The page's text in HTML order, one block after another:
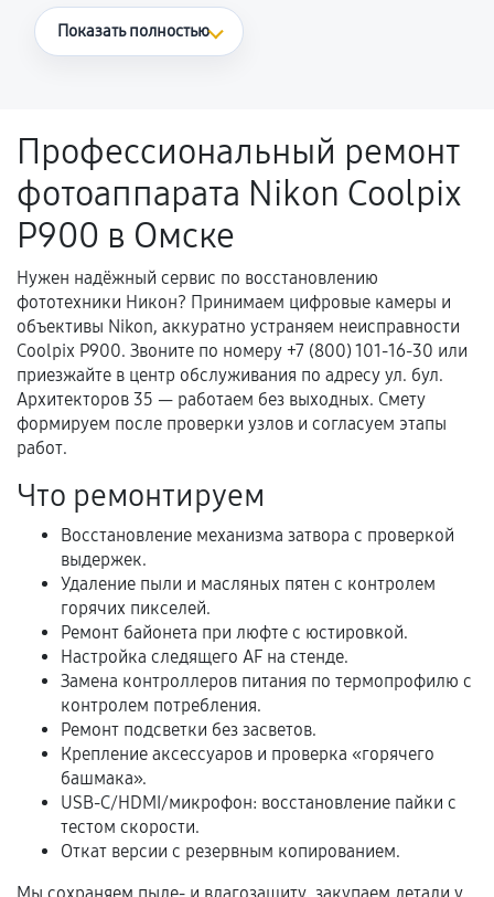
Что считается гарантийным случаем
Поломка установленной детали при
нормальной эксплуатации в течение
гарантийного срока.
Несоответствие комплектующей заявленным
техническим характеристикам.
Документы для подтверждения
гарантии
Гарантийный талон.
услуг и сроком гарантии.
Документы на установленные комплектующие
и кассовый чек.
Расширенная гарантия
В некоторых случаях возможно оформление
расширенной гарантии. Стоимость, сроки и
условия продления согласовываются отдельно и
фиксируются в документах.
Показать полностью
Профессиональный ремонт
фотоаппарата Nikon Coolpix
P900 в Омске
Нужен надёжный сервис по восстановлению
фототехники Никон? Принимаем цифровые камеры и
объективы Nikon, аккуратно устраняем неисправности
Coolpix P900. Звоните по номеру +7 (800) 101-16-30 или
приезжайте в центр обслуживания по адресу ул. бул.
Архитекторов 35 — работаем без выходных. Смету
формируем после проверки узлов и согласуем этапы
работ.
Что ремонтируем
Восстановление механизма затвора с проверкой
выдержек.
Удаление пыли и масляных пятен с контролем
горячих пикселей.
Ремонт байонета при люфте с юстировкой.
Настройка следящего AF на стенде.
Замена контроллеров питания по термопрофилю с
контролем потребления.
Ремонт подсветки без засветов.
Крепление аксессуаров и проверка «горячего
башмака».
USB-C/HDMI/микрофон: восстановление пайки с
тестом скорости.
Откат версии с резервным копированием.